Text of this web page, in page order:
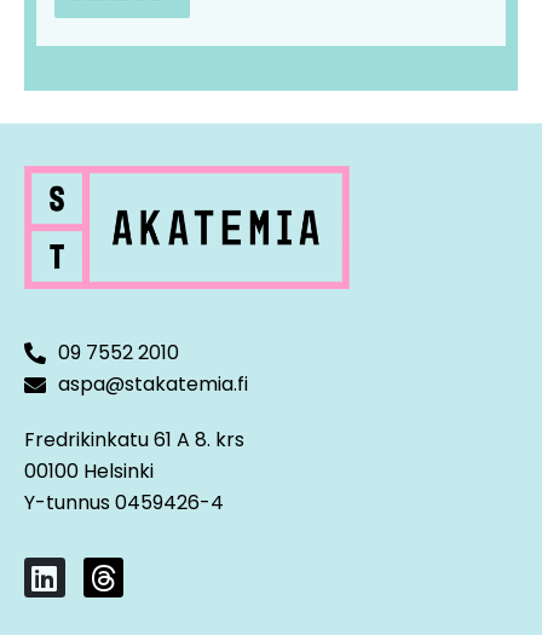
09 7552 2010
aspa@stakatemia.fi
Fredrikinkatu 61 A 8. krs
00100 Helsinki
Y-tunnus 0459426-4
L
i
T
h